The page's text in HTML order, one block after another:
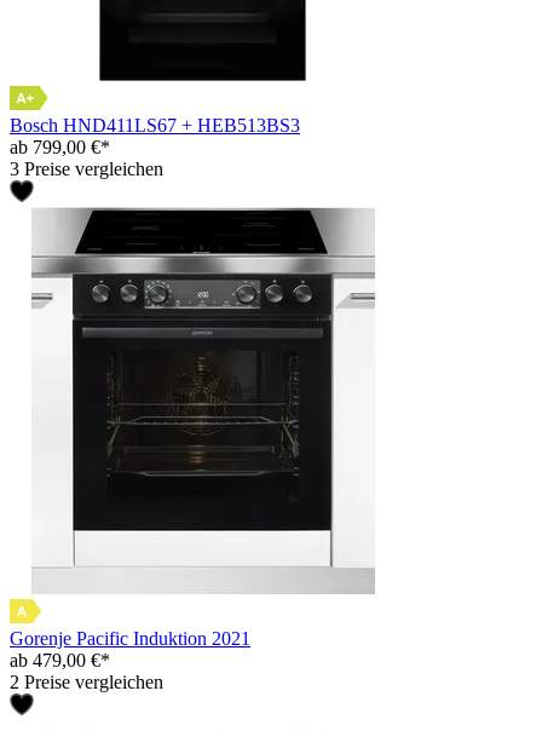
Bosch HND411LS67 + HEB513BS3
ab 799,00 €*
3 Preise vergleichen
Gorenje Pacific Induktion 2021
ab 479,00 €*
2 Preise vergleichen